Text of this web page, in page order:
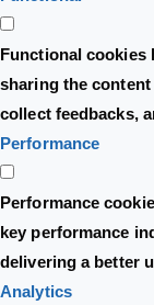
Functional cookies
sharing the
collect feedbacks,
Performance
Performance
key performance
delivering a better
Analytics